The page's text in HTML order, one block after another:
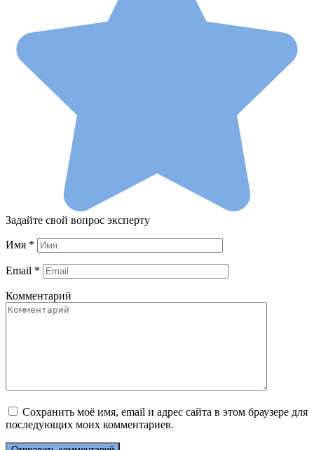
Задайте свой вопрос эксперту
Имя *
Email *
Комментарий
Сохранить моё имя, email и адрес сайта в этом браузере для
последующих моих комментариев.